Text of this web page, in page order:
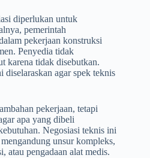
diperlukan untuk
pemerintah
pekerjaan konstruksi
Penyedia tidak
karena tidak disebutkan.
agar spek teknis
pekerjaan, tetapi
apa yang dibeli
Negosiasi teknis ini
unsur kompleks,
atau pengadaan alat medis.